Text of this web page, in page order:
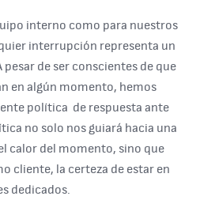
interno como para nuestros
interrupción representa un
de ser conscientes de que
en algún momento, hemos
política de respuesta ante
no solo nos guiará hacia una
calor del momento, sino que
cliente, la certeza de estar en
dedicados.